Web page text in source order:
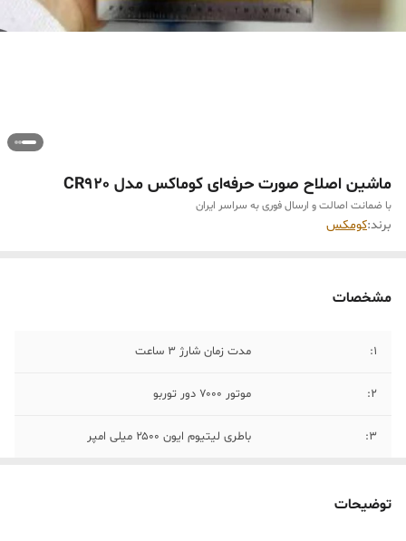
ماشین اصلاح صورت حرفه‌ای کوماکس مدل CR920
با ضمانت اصالت و ارسال فوری به سراسر ایران
برند:کومکس
مشخصات
1: مدت زمان شارژ ۳ ساعت
۲: موتور ۷۰۰۰ دور توربو
۳: باطری لیتیوم ایون ۲۵۰۰ میلی امپر
توضیحات